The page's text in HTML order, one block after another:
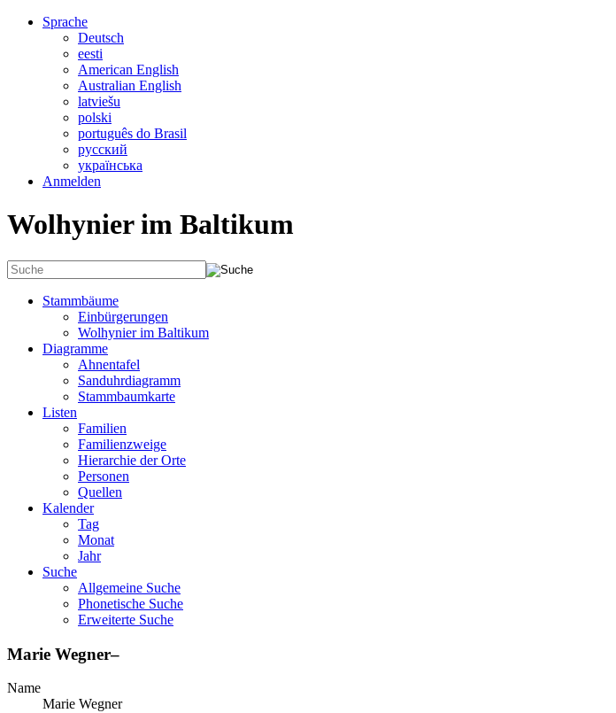
Sprache
Deutsch
eesti
American English
Australian English
latviešu
polski
português do Brasil
русский
українська
Anmelden
Wolhynier im Baltikum
Stammbäume
Einbürgerungen
Wolhynier im Baltikum
Diagramme
Ahnentafel
Sanduhrdiagramm
Stammbaumkarte
Listen
Familien
Familienzweige
Hierarchie der Orte
Personen
Quellen
Kalender
Tag
Monat
Jahr
Suche
Allgemeine Suche
Phonetische Suche
Erweiterte Suche
Marie Wegner–
Name
Marie Wegner